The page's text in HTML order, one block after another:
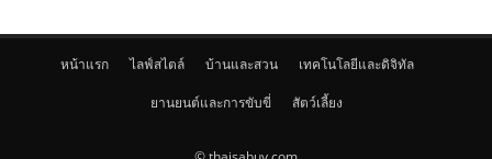
หน้าแรก ไลฟ์สไตล์ บ้านและสวน เทคโนโลยีและดิจิทัล
ยานยนต์และการขับขี่ สัตว์เลี้ยง